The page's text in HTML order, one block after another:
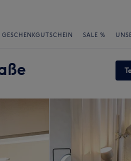
GESCHENKGUTSCHEIN SALE %